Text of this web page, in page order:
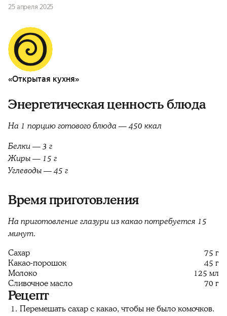
25 апреля 2025
«Открытая кухня»
Энергетическая ценность блюда
На 1 порцию готового блюда — 450 ккал
Белки — 3 г
Жиры — 15 г
Углеводы — 45 г
Время приготовления
На приготовление глазури из какао потребуется 15
минут.
Сахар
75 г
Какао-порошок
45 г
Молоко
125 мл
Сливочное масло
70 г
Рецепт
Перемешать сахар с какао, чтобы не было комочков.